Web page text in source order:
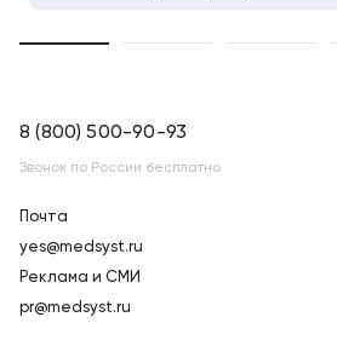
8 (800) 500-90-93
Звонок по России бесплатно
Почта
yes@medsyst.ru
Реклама и СМИ
pr@medsyst.ru